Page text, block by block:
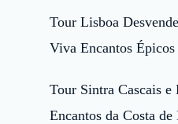
Tour Lisboa
Viva Encantos Épicos
Tour Sintra Cascais e
Encantos da Costa de